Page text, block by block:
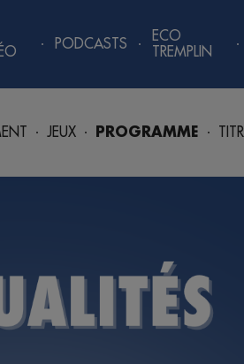
JEUX PROGRAMME
PODCASTS
ECO
TREMPLIN